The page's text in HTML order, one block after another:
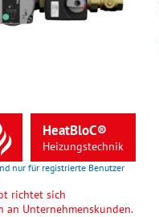
HeatBloC®
Heizungstechnik
nur für registrierte Benutzer
richtet sich
an Unternehmenskunden.